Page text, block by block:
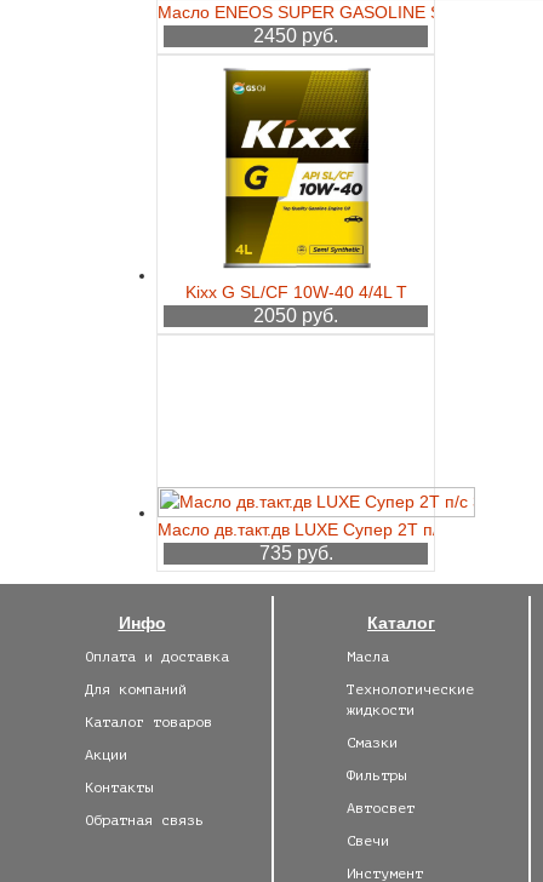
Масло ENEOS SUPER GASOLINE SL 10w40 п/с
2450 руб.
Kixx G SL/CF 10W-40 4/4L T
2050 руб.
Масло дв.такт.дв LUXE Супер 2Т п/с 3л
735 руб.
Инфо
Оплата и доставка
Для компаний
Каталог товаров
Акции
Контакты
Обратная связь
Каталог
Масла
Технологические
жидкости
Смазки
Фильтры
Автосвет
Свечи
Инстумент